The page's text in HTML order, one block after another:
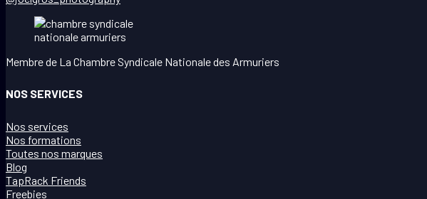
Membre de La Chambre Syndicale Nationale des Armuriers
NOS SERVICES
Nos services
Nos formations
Toutes nos marques
Blog
TapRack Friends
Freebies